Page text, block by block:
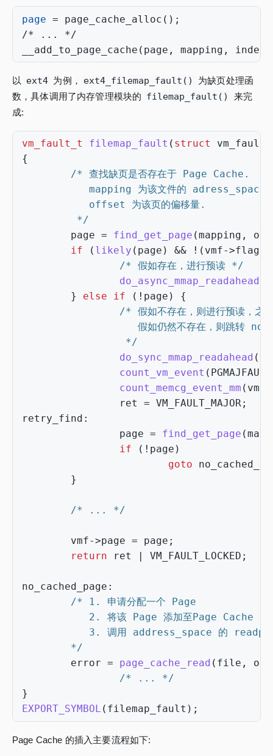
page = page_cache_alloc () ;
__add_to_page_cache ( page, mapping,
以 ext4 为例， ext4_filemap_fault()
为缺页处理函
数，具体调用了内存管理模块的 filemap_fault()
来完
成:
vm_fault_t filemap_fault ( struct vm_fault
{
         */
page = find_get_page (mapping ,
if
( likely ( page ) && ! ( vmf->flags
/* 假如存在，进行预读 */
do_async_mmap_readahead
}
else if ( ! page ) {
                 */
do_sync_mmap_readahead (
count_vm_event ( PGMAJFAULT
count_memcg_event_mm ( vmf
ret
= VM_FAULT_MAJOR;
retry_find :
page = find_get_page (
if
( ! page )
goto
}
/* ... */
vmf->page = page ;
return
ret VM_FAULT_LOCKED ;
no_cached_page :
        */
error = page_cache_read ( file ,
/* ... */
}
EXPORT_SYMBOL ( filemap_fault );
Page Cache 的插入主要流程如下: